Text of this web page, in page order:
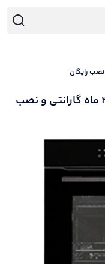
فر توکار پرنیان مدل PO 110 دارای 24 ماه گارانتی و نصب